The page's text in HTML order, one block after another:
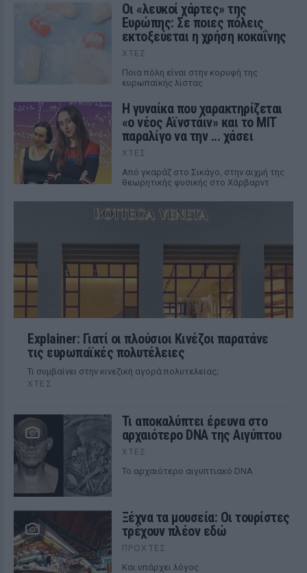
Οι «λευκοί χάρτες» της
Ευρώπης: Σε ποιες πόλεις
εκτοξεύεται η χρήση κοκαΐνης
ΧΤΕΣ
Ποια πόλη είναι στην κορυφή της
ευρωπαϊκής λίστας
Η γυναίκα που χαρακτηρίζεται
«ο νέος Αϊνστάιν» και το MIT
παραλίγο να την ... χάσει
ΧΤΕΣ
Από γκαράζ στο Σικάγο, στην αιχμή της
θεωρητικής φυσικής στο Χάρβαρντ
Explainer: Γιατί οι πλούσιοι Κινέζοι παρατάνε
τις ευρωπαϊκές πολυτέλειες
Τι συμβαίνει στην κινεζική αγορά πολυτελείας;
ΧΤΕΣ
Τι αποκαλύπτει έρευνα στο
αρχαιότερο DNA της Αιγύπτου
ΧΤΕΣ
Το αρχαιότερο αιγυπτιακό DNA
Ξέχνα τα μουσεία: Οι τουρίστες
τρέχουν πλέον εδώ
ΠΡΟΧΤΈΣ
Και υπάρχει λόγος